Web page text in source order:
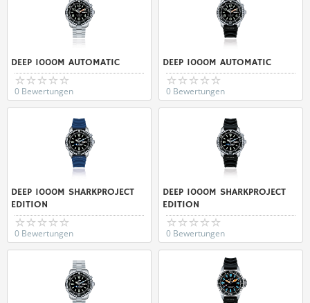
DEEP 1000M AUTOMATIC
0 Bewertungen
DEEP 1000M AUTOMATIC
0 Bewertungen
DEEP 1000M SHARKPROJECT
EDITION
0 Bewertungen
DEEP 1000M SHARKPROJECT
EDITION
0 Bewertungen